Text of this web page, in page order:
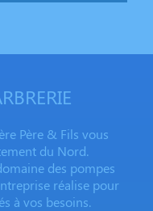
Père & Fils vous
du Nord.
des pompes
réalise pour
à vos besoins.